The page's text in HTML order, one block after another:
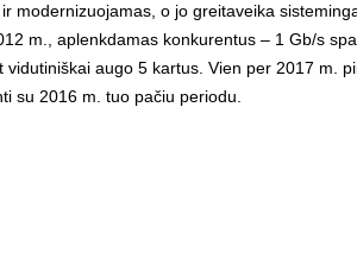
ir modernizuojamas, o jo greitaveika
m., aplenkdamas konkurentus – 1 Gb/s
vidutiniškai augo 5 kartus. Vien per 2017 m.
su 2016 m. tuo pačiu periodu.
2008 metų
tyliai ir paslapčia